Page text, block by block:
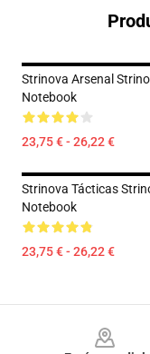
Strinova Arsenal
Notebook
23,75 € - 26,22 €
Strinova Tácticas
Notebook
23,75 € - 26,22 €